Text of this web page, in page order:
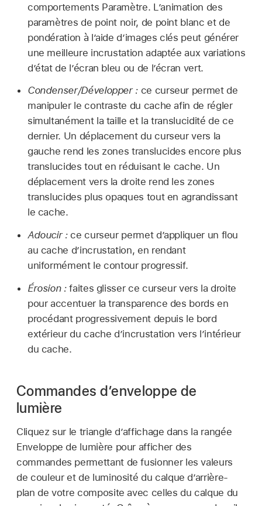
comportements Paramètre. L’animation des
paramètres de point noir, de point blanc et de
pondération à l’aide d’images clés peut générer
une meilleure incrustation adaptée aux variations
d’état de l’écran bleu ou de l’écran vert.
Condenser/Développer : ce curseur permet de
manipuler le contraste du cache afin de régler
simultanément la taille et la translucidité de ce
dernier. Un déplacement du curseur vers la
gauche rend les zones translucides encore plus
translucides tout en réduisant le cache. Un
déplacement vers la droite rend les zones
translucides plus opaques tout en agrandissant
le cache.
Adoucir :ce curseur permet d’appliquer un flou
au cache d’incrustation, en rendant
uniformément le contour progressif.
Érosion :faites glisser ce curseur vers la droite
pour accentuer la transparence des bords en
procédant progressivement depuis le bord
extérieur du cache d’incrustation vers l’intérieur
du cache.
Commandes d’enveloppe de
lumière
Cliquez sur le triangle d’affichage dans la rangée
Enveloppe de lumière pour afficher des
commandes permettant de fusionner les valeurs
de couleur et de luminosité du calque d’arrière-
plan de votre composite avec celles du calque du